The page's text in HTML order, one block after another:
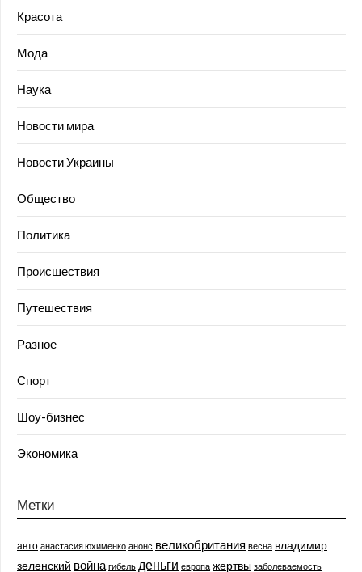
Красота
Мода
Наука
Новости мира
Новости Украины
Общество
Политика
Происшествия
Путешествия
Разное
Спорт
Шоу-бизнес
Экономика
Метки
авто анастасия юхименко анонс великобритания весна владимир
зеленский война гибель деньги европа жертвы заболеваемость